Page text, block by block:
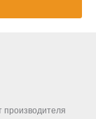
производителя